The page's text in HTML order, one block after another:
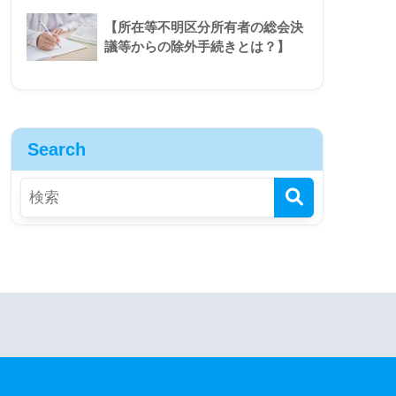
【所在等不明区分所有者の総会決
議等からの除外手続きとは？】
Search